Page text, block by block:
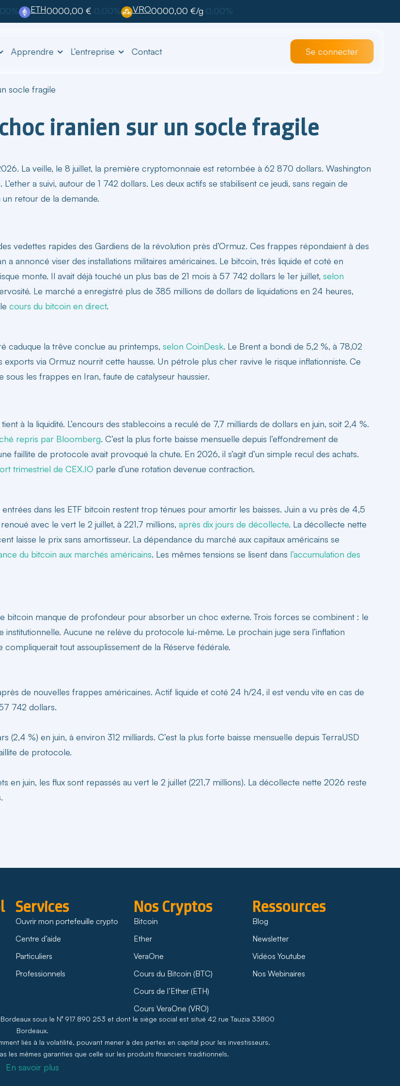
ETH0000,00 € 0,00% VRO0000,00 €/g 0,00%
Apprendre L’entreprise Contact Se connecter
socle fragile
iranien sur un socle fragile
La veille, le 8 juillet, la première cryptomonnaie est retombée à 62 870 dollars. Washington
a suivi, autour de 1 742 dollars. Les deux actifs se stabilisent ce jeudi, sans regain de
retour de la demande.
vedettes rapides des Gardiens de la révolution près d’Ormuz. Ces frappes répondaient à des
a annoncé viser des installations militaires américaines. Le bitcoin, très liquide et coté en
monte. Il avait déjà touché un plus bas de 21 mois à 57 742 dollars le 1er juillet, selon
Le marché a enregistré plus de 385 millions de dollars de liquidations en 24 heures,
cours du bitcoin en direct.
caduque la trêve conclue au printemps, selon CoinDesk. Le Brent a bondi de 5,2 %, à 78,02
exports via Ormuz nourrit cette hausse. Un pétrole plus cher ravive le risque inflationniste. Ce
sous les frappes en Iran, faute de catalyseur haussier.
à la liquidité. L’encours des stablecoins a reculé de 7,7 milliards de dollars en juin, soit 2,4 %.
repris par Bloomberg. C’est la plus forte baisse mensuelle depuis l’effondrement de
faillite de protocole avait provoqué la chute. En 2026, il s’agit d’un simple recul des achats.
trimestriel de CEX.IO parle d’une rotation devenue contraction.
dans les ETF bitcoin restent trop ténues pour amortir les baisses. Juin a vu près de 4,5
avec le vert le 2 juillet, à 221,7 millions, après dix jours de décollecte. La décollecte nette
laisse le prix sans amortisseur. La dépendance du marché aux capitaux américains se
du bitcoin aux marchés américains. Les mêmes tensions se lisent dans l’accumulation des
bitcoin manque de profondeur pour absorber un choc externe. Trois forces se combinent : le
institutionnelle. Aucune ne relève du protocole lui-même. Le prochain juge sera l’inflation
tout assouplissement de la Réserve fédérale.
de nouvelles frappes américaines. Actif liquide et coté 24 h/24, il est vendu vite en cas de
742 dollars.
(2,4 %) en juin, à environ 312 milliards. C’est la plus forte baisse mensuelle depuis TerraUSD
de protocole.
en juin, les flux sont repassés au vert le 2 juillet (221,7 millions). La décollecte nette 2026 reste
Services
Ouvrir mon portefeuille crypto
Centre d’aide
Particuliers
Professionnels
Nos Cryptos
Bitcoin
Ether
VeraOne
Cours du Bitcoin (BTC)
Cours de l’Ether (ETH)
Cours VeraOne (VRO)
Ressources
Blog
Newsletter
Vidéos Youtube
Nos Webinaires
sous le N° 917 890 253 et dont le siège social est situé 42 rue Tauzia 33800
Bordeaux.
liés à la volatilité, pouvant mener à des pertes en capital pour les investisseurs.
les mêmes garanties que celle sur les produits financiers traditionnels.
En savoir plus